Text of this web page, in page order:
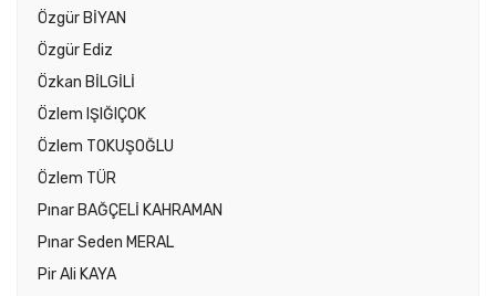
Özgür BİYAN
Özgür Ediz
Özkan BİLGİLİ
Özlem IŞIĞIÇOK
Özlem TOKUŞOĞLU
Özlem TÜR
Pınar BAĞÇELİ KAHRAMAN
Pınar Seden MERAL
Pir Ali KAYA